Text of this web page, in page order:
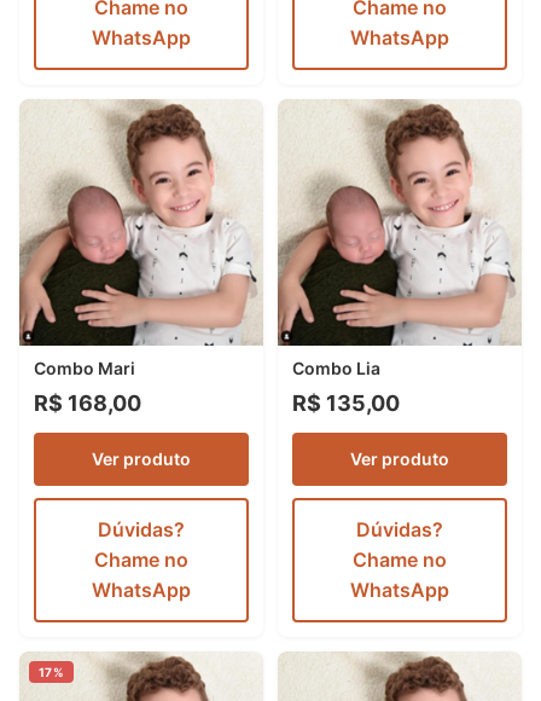
Chame no
WhatsApp
Chame no
WhatsApp
Combo Mari
R$ 168,00
Ver produto
Dúvidas?
Chame no
WhatsApp
Combo Lia
R$ 135,00
Ver produto
Dúvidas?
Chame no
WhatsApp
17%